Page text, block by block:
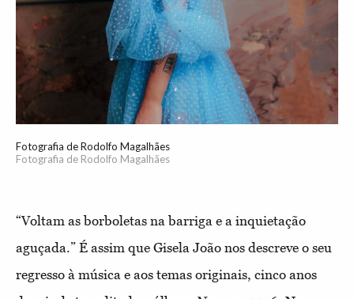
Fotografia de Rodolfo Magalhães
Fotografia de Rodolfo Magalhães
“Voltam as borboletas na barriga e a inquietação
aguçada.” É assim que Gisela João nos descreve o seu
regresso à música e aos temas originais, cinco anos